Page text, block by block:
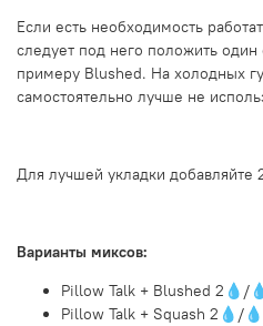
Если есть необходимость
следует под него положить
примеру Blushed. На холодных
самостоятельно лучше не
Для лучшей укладки добавляйте
Варианты миксов:
Pillow Talk + Blushed 2💧/
Pillow Talk + Squash 2💧/💧